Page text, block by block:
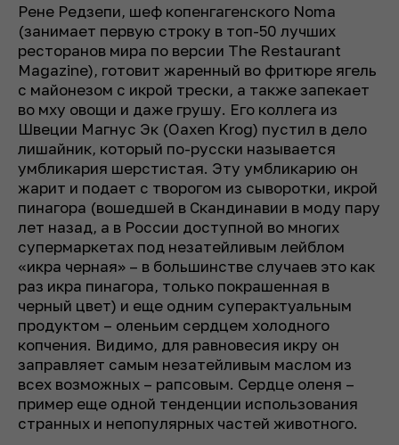
Рене Редзепи, шеф копенгагенского Noma
(занимает первую строку в топ-50 лучших
ресторанов мира по версии The Restaurant
Magazine), готовит жаренный во фритюре ягель
с майонезом с икрой трески, а также запекает
во мху овощи и даже грушу. Его коллега из
Швеции Магнус Эк (Oaxen Krog) пустил в дело
лишайник, который по-русски называется
умбликария шерстистая. Эту умбликарию он
жарит и подает с творогом из сыворотки, икрой
пинагора (вошедшей в Скандинавии в моду пару
лет назад, а в России доступной во многих
супермаркетах под незатейливым лейблом
«икра черная» – в большинстве случаев это как
раз икра пинагора, только покрашенная в
черный цвет) и еще одним суперактуальным
продуктом – оленьим сердцем холодного
копчения. Видимо, для равновесия икру он
заправляет самым незатейливым маслом из
всех возможных – рапсовым. Сердце оленя –
пример еще одной тенденции использования
странных и непопулярных частей животного.